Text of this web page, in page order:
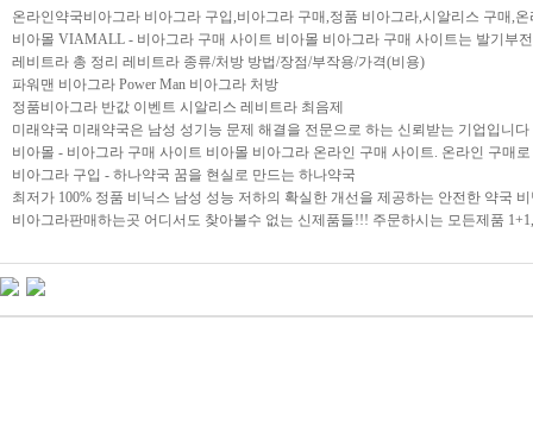
온라인약국비아그라 비아그라 구입,비아그라 구매,정품 비아그라,시알리스 구매,
비아몰 VIAMALL - 비아그라 구매 사이트 비아몰 비아그라 구매 사이트는 발기부
레비트라 총 정리 레비트라 종류/처방 방법/장점/부작용/가격(비용)
파워맨 비아그라 Power Man 비아그라 처방
정품비아그라 반값 이벤트 시알리스 레비트라 최음제
미래약국 미래약국은 남성 성기능 문제 해결을 전문으로 하는 신뢰받는 기업입니다
비아몰 - 비아그라 구매 사이트 비아몰 비아그라 온라인 구매 사이트. 온라인 구매
비아그라 구입 - 하나약국 꿈을 현실로 만드는 하나약국
최저가 100% 정품 비닉스 남성 성능 저하의 확실한 개선을 제공하는 안전한 약국
비아그라판매하는곳 어디서도 찾아볼수 없는 신제품들!!! 주문하시는 모든제품